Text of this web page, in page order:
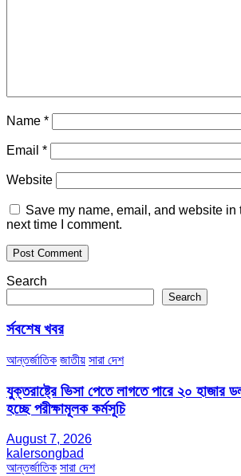
Name *
Email *
Website
Save my name, email, and website in
next time I comment.
Search
Search
র্সবশেষ খবর
আন্তর্জাতিক জাতীয় সারা দেশ
যুক্তরাষ্ট্রে ভিসা পেতে লাগতে পারে ২০ হাজার
হচ্ছে পরীক্ষামূলক কর্মসূচি
August 7, 2026
kalersongbad
আন্তর্জাতিক সারা দেশ